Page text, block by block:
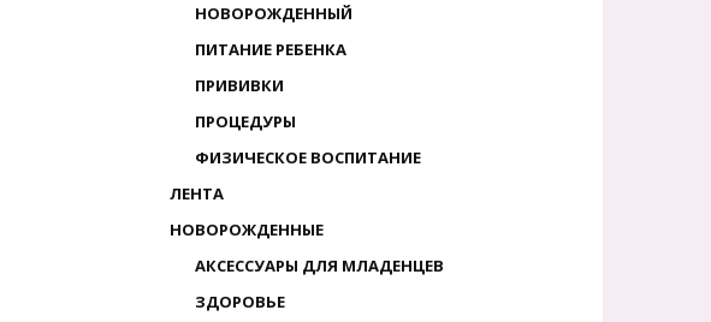
НОВОРОЖДЕННЫЙ
ПИТАНИЕ РЕБЕНКА
ПРИВИВКИ
ПРОЦЕДУРЫ
ФИЗИЧЕСКОЕ ВОСПИТАНИЕ
ЛЕНТА
НОВОРОЖДЕННЫЕ
АКСЕССУАРЫ ДЛЯ МЛАДЕНЦЕВ
ЗДОРОВЬЕ